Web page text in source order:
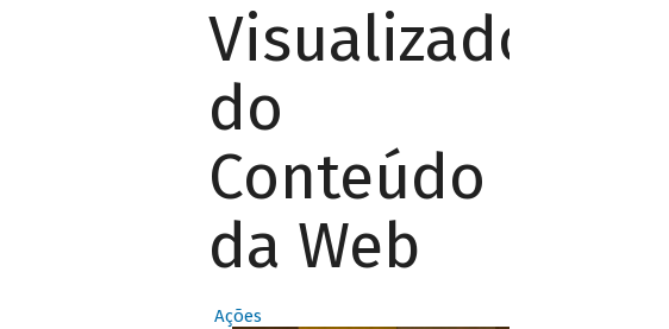
Visualizador
do
Conteúdo
da Web
Ações